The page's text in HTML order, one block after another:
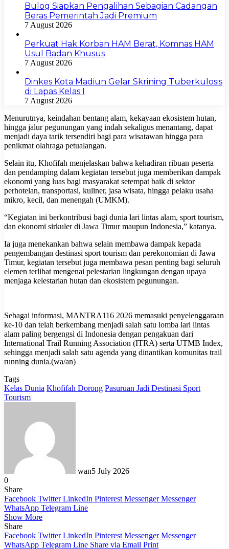
Bulog Siapkan Pengalihan Sebagian Cadangan
Beras Pemerintah Jadi Premium
7 August 2026
Perkuat Hak Korban HAM Berat, Komnas HAM
Usul Badan Khusus
7 August 2026
Dinkes Kota Madiun Gelar Skrining Tuberkulosis
di Lapas Kelas I
7 August 2026
Menurutnya, keindahan bentang alam, kekayaan ekosistem hutan,
hingga jalur pegunungan yang indah sekaligus menantang, dapat
menjadi daya tarik tersendiri bagi para wisatawan hingga para
penikmat olahraga petualangan.
Selain itu, Khofifah menjelaskan bahwa kehadiran ribuan peserta
dan pendamping dalam kegiatan tersebut juga memberikan dampak
ekonomi yang luas bagi masyarakat setempat baik di sektor
perhotelan, transportasi, kuliner, jasa wisata, hingga pelaku usaha
mikro, kecil, dan menengah (UMKM).
“Kegiatan ini berkontribusi bagi dunia lari lintas alam, sport tourism,
dan ekonomi sirkuler di Jawa Timur maupun Indonesia,” katanya.
Ia juga menekankan bahwa selain membawa dampak kepada
pengembangan destinasi sport tourism dan perekonomian di Jawa
Timur, kegiatan tersebut juga membawa pesan penting bagi seluruh
elemen terlibat mengenai pelestarian lingkungan dengan upaya
menjaga kelestarian hutan dan ekosistem pegunungan.
Sebagai informasi, MANTRA116 2026 memasuki penyelenggaraan
ke-10 dan telah berkembang menjadi salah satu lomba lari lintas
alam paling bergengsi di Indonesia dengan pengakuan dari
International Trail Running Association (ITRA) serta UTMB Index,
sehingga menjadi salah satu agenda yang dinantikan komunitas trail
running dunia.(wa/an)
Tags
Kelas Dunia Khofifah Dorong Pasuruan Jadi Destinasi Sport
Tourism
wan5 July 2026
0
Share
Facebook Twitter LinkedIn Pinterest Messenger Messenger
WhatsApp Telegram Line
Show More
Share
Facebook Twitter LinkedIn Pinterest Messenger Messenger
WhatsApp Telegram Line Share via Email Print